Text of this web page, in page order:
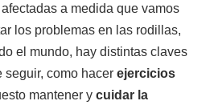
a medida que vamos
los problemas en las rodillas,
el mundo, hay distintas claves
seguir, como hacer ejercicios
mantener y cuidar la